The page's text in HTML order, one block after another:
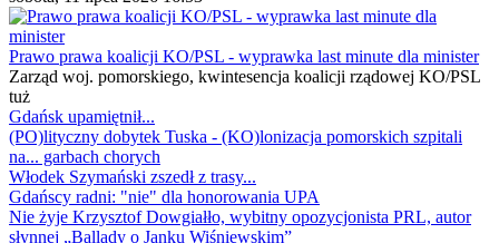
Prawo prawa koalicji KO/PSL - wyprawka last minute dla minister
Zarząd woj. pomorskiego, kwintesencja koalicji rządowej KO/PSL
tuż
Gdańsk upamiętnił...
(PO)lityczny dobytek Tuska - (KO)lonizacja pomorskich szpitali
na... garbach chorych
Włodek Szymański zszedł z trasy...
Gdańscy radni: "nie" dla honorowania UPA
Nie żyje Krzysztof Dowgiałło, wybitny opozycjonista PRL, autor
słynnej „Ballady o Janku Wiśniewskim”